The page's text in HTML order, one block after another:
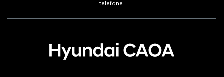
telefone.